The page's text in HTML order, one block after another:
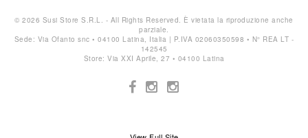
© 2026 Susi Store S.R.L. - All Rights Reserved. È vietata la riproduzione anche
parziale.
Sede: Via Ofanto snc • 04100 Latina, Italia | P.IVA 02060350598 • N° REA LT -
142545
Store: Via XXI Aprile, 27 • 04100 Latina